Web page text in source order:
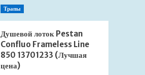
Трапы
Душевой лоток Pestan
Confluo Frameless Line
850 13701233 (Лучшая
цена)